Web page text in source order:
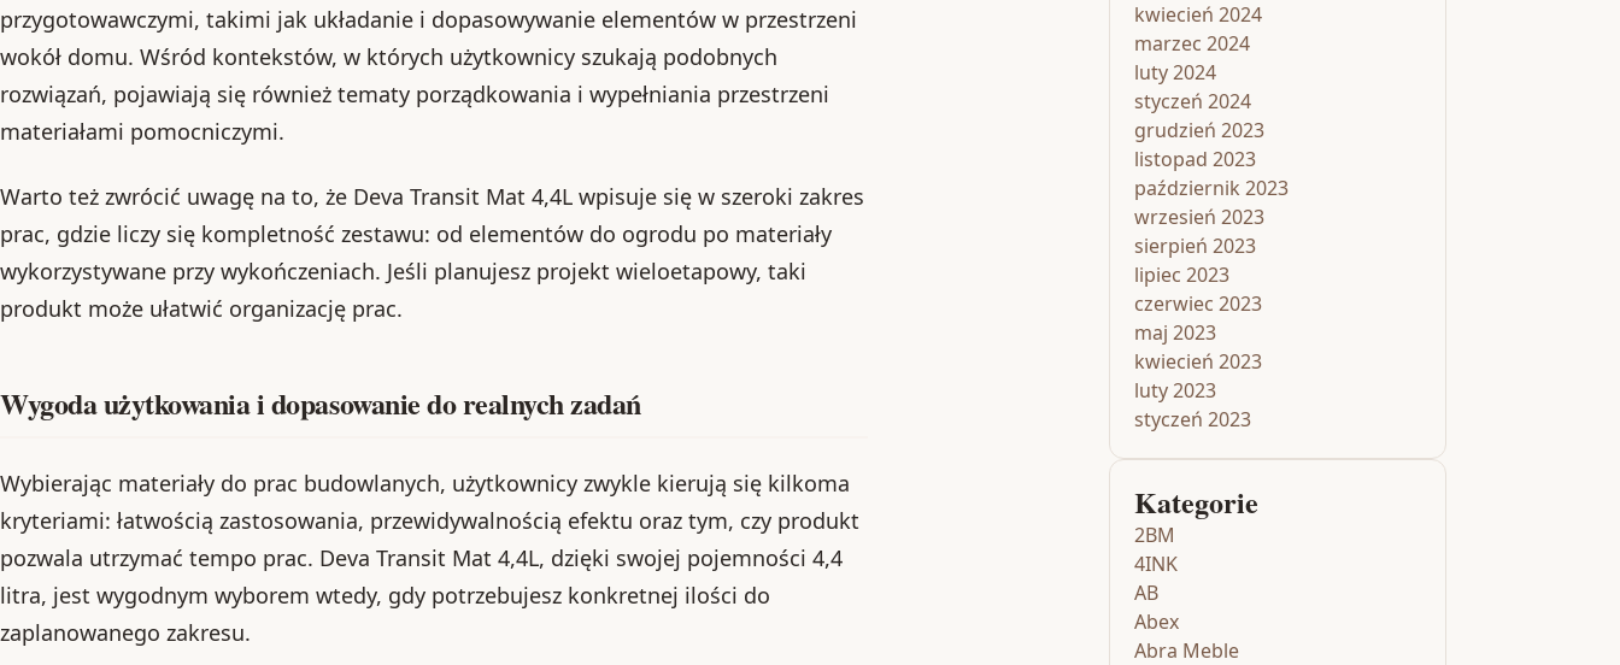
przygotowawczymi, takimi jak układanie i dopasowywanie elementów w przestrzeni
wokół domu. Wśród kontekstów, w których użytkownicy szukają podobnych
rozwiązań, pojawiają się również tematy porządkowania i wypełniania przestrzeni
materiałami pomocniczymi.
Warto też zwrócić uwagę na to, że Deva Transit Mat 4,4L wpisuje się w szeroki zakres
prac, gdzie liczy się kompletność zestawu: od elementów do ogrodu po materiały
wykorzystywane przy wykończeniach. Jeśli planujesz projekt wieloetapowy, taki
produkt może ułatwić organizację prac.
Wygoda użytkowania i dopasowanie do realnych zadań
Wybierając materiały do prac budowlanych, użytkownicy zwykle kierują się kilkoma
kryteriami: łatwością zastosowania, przewidywalnością efektu oraz tym, czy produkt
pozwala utrzymać tempo prac. Deva Transit Mat 4,4L, dzięki swojej pojemności 4,4
litra, jest wygodnym wyborem wtedy, gdy potrzebujesz konkretnej ilości do
zaplanowanego zakresu.
kwiecień 2024
marzec 2024
luty 2024
styczeń 2024
grudzień 2023
listopad 2023
październik 2023
wrzesień 2023
sierpień 2023
lipiec 2023
czerwiec 2023
maj 2023
kwiecień 2023
luty 2023
styczeń 2023
Kategorie
2BM
4INK
AB
Abex
Abra Meble